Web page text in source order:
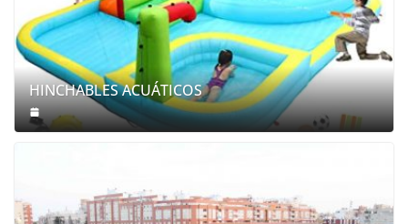
HINCHABLES ACUÁTICOS